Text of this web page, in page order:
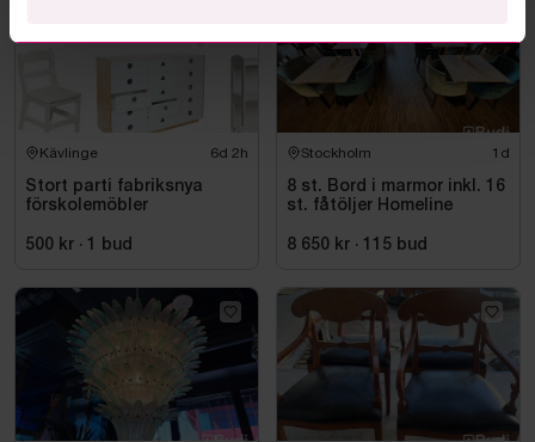
Kävlinge 6d 2h
Stort parti fabriksnya
förskolemöbler
500 kr · 1 bud
Stockholm 1d
8 st. Bord i marmor inkl. 16
st. fåtöljer Homeline
8 650 kr · 115 bud